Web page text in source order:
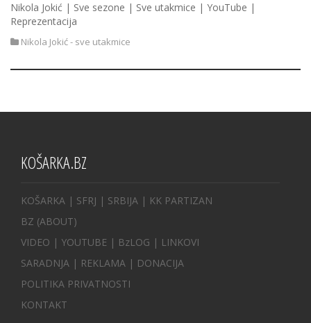
Nikola Jokić | Sve sezone | Sve utakmice | YouTube |
Reprezentacija
Nikola Jokić - sve utakmice
KOŠARKA.BZ
KOŠARKA | SFRJ | SRBIJA | KK PARTIZAN
BZ (ABOUT)
VIDEO | YOUTUBE | BzLOG | LINKOVI
SARADNJA | REKLAMA | DONACIJA
POLITIKA PRIVATNOSTI
KONTAKT